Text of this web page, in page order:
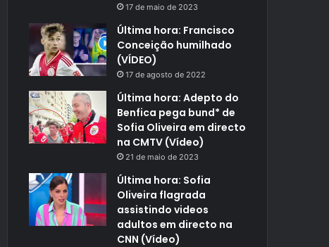
17 de maio de 2023
Última hora: Francisco
Conceição humilhado
(VÍDEO)
17 de agosto de 2022
Última hora: Adepto do
Benfica pega bund* de
Sofia Oliveira em directo
na CMTV (Vídeo)
21 de maio de 2023
Última hora: Sofia
Oliveira flagrada
assistindo videos
adultos em directo na
CNN (Vídeo)